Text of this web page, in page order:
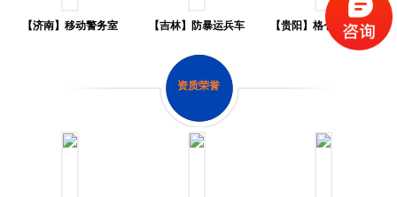
【济南】移动警务室 【吉林】防暴运兵车 【贵阳】格仑特指挥车
资质荣誉